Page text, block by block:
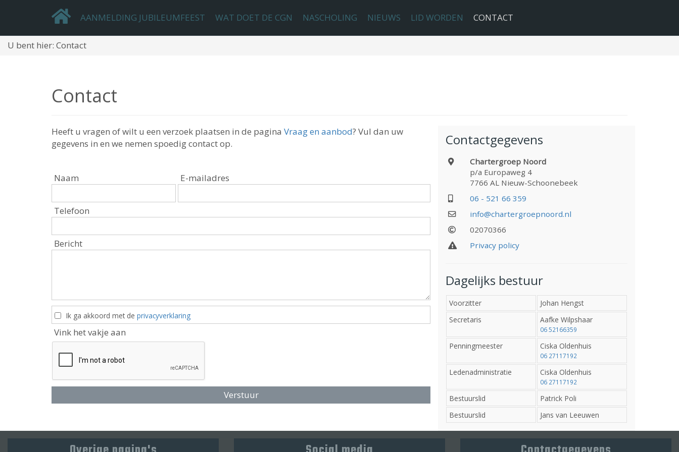
AANMELDING JUBILEUMFEEST WAT DOET DE CGN NASCHOLING NIEUWS LID WORDEN CONTACT
U bent hier: Contact
Contact
Heeft u vragen of wilt u een verzoek plaatsen in de pagina Vraag en aanbod? Vul dan uw
gegevens in en we nemen spoedig contact op.
Naam E-mailadres
Telefoon
Bericht
Ik ga akkoord met de privacyverklaring
Vink het vakje aan
Verstuur
Contactgegevens
Chartergroep Noord
p/a Europaweg 4
7766 AL Nieuw-Schoonebeek
06 - 521 66 359
info@chartergroepnoord.nl
02070366
Privacy policy
Dagelijks bestuur
Voorzitter
Johan Hengst
Secretaris
Aafke Wilpshaar
06 52166359
Penningmeester Ciska Oldenhuis
06 27117192
Ledenadministratie Ciska Oldenhuis
06 27117192
Bestuurslid
Patrick Poli
Bestuurslid
Jans van Leeuwen